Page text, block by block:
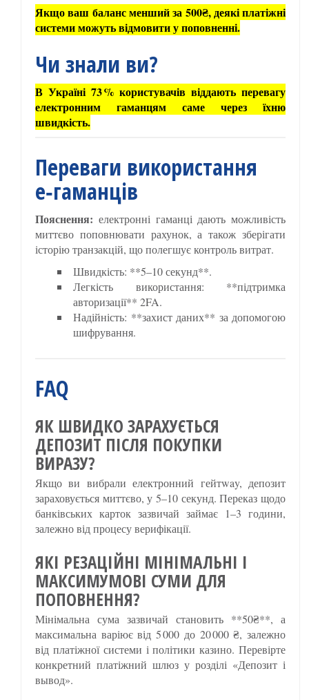
Якщо ваш баланс менший за 500₴, деякі платіжні
системи можуть відмовити у поповненні.
Чи знали ви?
В Україні 73 % користувачів віддають перевагу
електронним гаманцям саме через їхню
швидкість.
Переваги використання
е‑гаманців
Пояснення: електронні гаманці дають можливість
миттєво поповнювати рахунок, а також зберігати
історію транзакцій, що полегшує контроль витрат.
Швидкість: **5–10 секунд**.
Легкість використання: **підтримка
авторизації** 2FA.
Надійність: **захист даних** за допомогою
шифрування.
FAQ
ЯК ШВИДКО ЗАРАХУЄТЬСЯ
ДЕПОЗИТ ПІСЛЯ ПОКУПКИ
ВИРАЗУ?
Якщо ви вибрали електронний гейтway, депозит
зараховується миттєво, у 5–10 секунд. Переказ щодо
банківських карток зазвичай займає 1–3 години,
залежно від процесу верифікації.
ЯКІ РЕЗАЦІЙНІ МІНІМАЛЬНІ І
МАКСИМУМОВІ СУМИ ДЛЯ
ПОПОВНЕННЯ?
Мінімальна сума зазвичай становить **50₴**, а
максимальна варіює від 5 000 до 20 000 ₴, залежно
від платіжної системи і політики казино. Перевірте
конкретний платіжний шлюз у розділі «Депозит і
вывод».